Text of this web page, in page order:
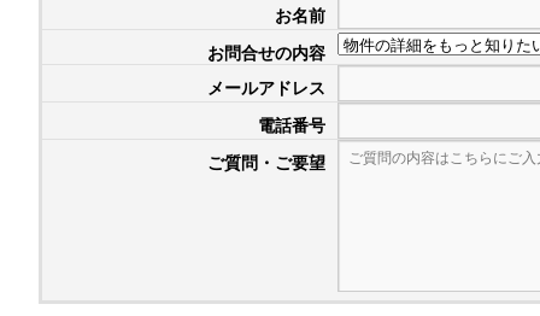
お名前
お問合せの内容
メールアドレス
電話番号
ご質問・ご要望